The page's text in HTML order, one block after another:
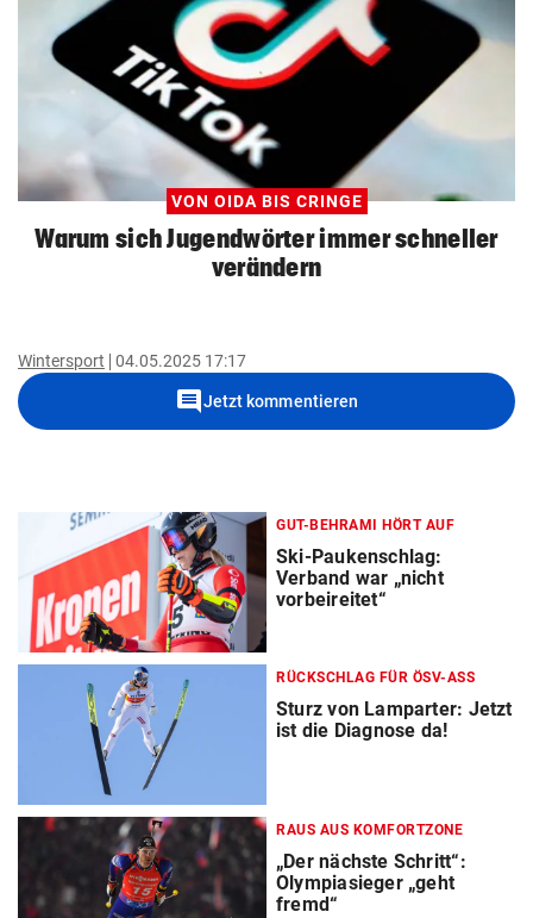
VON OIDA BIS CRINGE
Warum sich Jugendwörter immer schneller
verändern
Wintersport 04.05.2025 17:17
commentJetzt kommentieren
GUT-BEHRAMI HÖRT AUF
Ski-Paukenschlag:
Verband war „nicht
vorbeireitet“
RÜCKSCHLAG FÜR ÖSV-ASS
Sturz von Lamparter: Jetzt
ist die Diagnose da!
RAUS AUS KOMFORTZONE
„Der nächste Schritt“:
Olympiasieger „geht
fremd“